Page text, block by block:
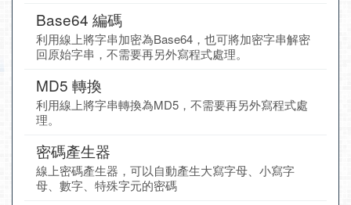
Base64 編碼
利用線上將字串加密為Base64，也可將加密字串解密
回原始字串，不需要再另外寫程式處理。
MD5 轉換
利用線上將字串轉換為MD5，不需要再另外寫程式處
理。
密碼產生器
線上密碼產生器，可以自動產生大寫字母、小寫字
母、數字、特殊字元的密碼